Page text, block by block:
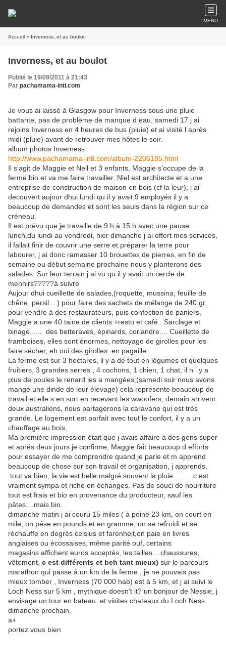
MENU
Accueil » Inverness, et au boulot
Inverness, et au boulot
Publié le 19/09/2011 à 21:43
Par pachamama-inti.com
Je vous ai laissé à Glasgow pour Inverness sous une pluie
battante, pas de problème de manque d eau, samedi 17 j ai
rejoins Inverness en 4 heures de bus (pluie) et ai visité l après
midi (pluie) avant de retrouver mes hôtes le soir.
album photos Inverness :
http://www.pachamama-inti.com/album-2206185.html
Il s'agit de Maggie et Neil et 3 enfants, Maggie s'occupe de la
ferme bio et va me faire travailler, Niel est architecte et a une
entreprise de construction de maison en bois (cf la leur), j ai
decouvert aujour dhui lundi qu il y avait 9 employés il y a
beaucoup de demandes et sont les seuls dans la région sur ce
créneau.
Il est prévu que je travaille de 9 h à 15 h avec une pause
lunch,du lundi au vendredi, hier dimanche j ai offert mes services,
il fallait finir de couvrir une serre et préparer la terre pour
labourer, j ai donc ramasser 10 brouettes de pierres, en fin de
semaine ou début semaine prochaine nous y planterons des
salades. Sur leur terrain j ai vu qu il y avait un cercle de
menhirs?????à suivre
Aujour dhui cueillette de salades,(roquette, mussina, feuille de
chêne, persil....) pour faire des sachets de mélange de 240 gr,
pour vendre à des restaurateurs, puis confection de paniers,
Maggie a une 40 taine de clients +resto et café...Sarclage et
binage...... des betteraves, épinards, coriandre.... Cueillette de
framboises, elles sont énormes, nettoyage de girolles pour les
faire sécher, eh oui des girolles en pagaille.
La ferme est sur 3 hectares, il y a de tout en légumes et quelques
fruitiers, 3 grandes serres , 4 cochons, 1 chien, 1 chat, il n ' y a
plus de poules le renard les a mangées,(samedi soir nous avons
mangé une dinde de leur élevage) cela représente beaucoup de
travail et elle s en sort en recevant les wwoofers, demain arrivent
deux australiens, nous partagerons la caravane qui est très
grande. Le logement est parfait avec tout le confort, il y a un
chauffage au bois,
Ma première impression était que j avais affaire à des gens super
et aprés deux jours je confirme, Maggie fait beaucoup d efforts
pour essayer de me comprendre quand je parle et m apprend
beaucoup de chose sur son travail et organisation, j apprends,
tout va bien, la vie est belle malgré souvent la pluie..........c est
vraiment sympa et riche en échanges. Pas de souci de nourriture
tout est frais et bio en provenance du producteur, sauf les
pâtes....mais bio.
dimanche matin j ai couru 15 miles ( à peine 23 km, on court en
mile, on pése en pounds et en gramme, on se refroidi et se
réchauffe en degrés celsius et farenheit,on paie en livres
anglaises ou écossaises, même parité ouf, certains
magasins affichent euros acceptés, les tailles....chaussures,
vêtement, c est différents et beh tant mieux) sur le parcours
marathon qui passe à un km de la ferme , je ne pouvais pas
mieux tomber , Inverness (70 000 hab) est à 5 km, et j ai suivi le
Loch Ness sur 5 km , mythique doesn't it? un bonjour de Nessie, j
envisage un tour en bateau et visites chateaux du Loch Ness
dimanche prochain.
a+
portez vous bien